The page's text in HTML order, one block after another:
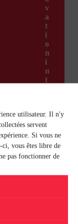
utilisateur. Il n'y
servent
Si vous ne
vous êtes libre de
pas fonctionner de
v
a
t
i
o
n
i
n
t
e
u
r
e
e